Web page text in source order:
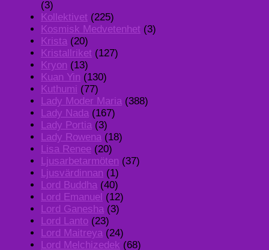
(3)
Kollektivet (225)
Kosmisk Medvetenhet (3)
Krista (20)
Kristallriket (127)
Kryon (13)
Kuan Yin (130)
Kuthumi (77)
Lady Moder Maria (388)
Lady Nada (167)
Lady Portia (3)
Lady Rowena (18)
Lisa Renee (20)
Ljusarbetarmöten (37)
Ljusvärdinnan (1)
Lord Buddha (40)
Lord Emanuel (12)
Lord Ganesha (3)
Lord Lanto (23)
Lord Maitreya (24)
Lord Melchizedek (68)